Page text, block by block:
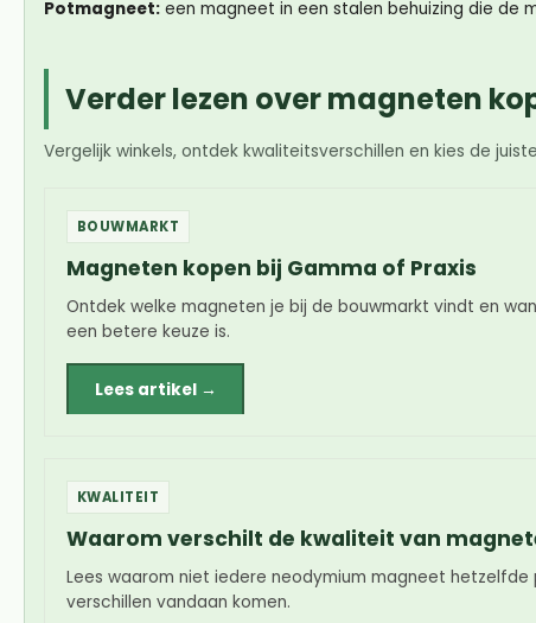
Potmagneet: een magneet in een stalen behuizing die de
Verder lezen over magneten
Vergelijk winkels, ontdek kwaliteitsverschillen en kies de
BOUWMARKT
Magneten kopen bij Gamma of Praxis
Ontdek welke magneten je bij de bouwmarkt vindt en
een betere keuze is.
Lees artikel →
KWALITEIT
Waarom verschilt de kwaliteit van
Lees waarom niet iedere neodymium magneet
verschillen vandaan komen.